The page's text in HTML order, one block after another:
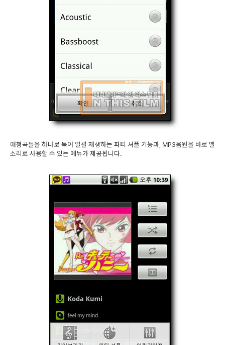
애청곡들을 하나로 묶어 일괄 재생하는 파티 셔플 기능과, MP3음원을 바로 벨
소리로 사용할 수 있는 메뉴가 제공됩니다.